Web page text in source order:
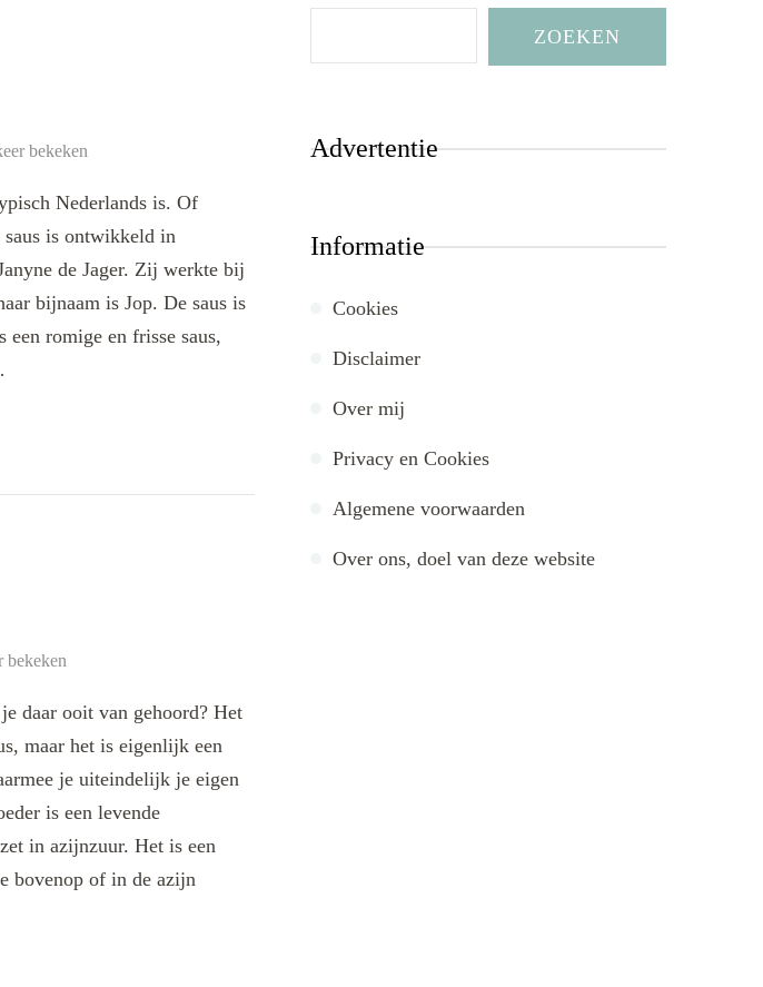
bekeken
Nederlands is. Of
saus is ontwikkeld in
de Jager. Zij werkte bij
bijnaam is Jop. De saus is
een romige en frisse saus,
bekeken
daar ooit van gehoord? Het
maar het is eigenlijk een
je uiteindelijk je eigen
is een levende
in azijnzuur. Het is een
bovenop of in de azijn
ZOEKEN
Advertentie
Informatie
Cookies
Disclaimer
Over mij
Privacy en Cookies
Algemene voorwaarden
Over ons, doel van deze website